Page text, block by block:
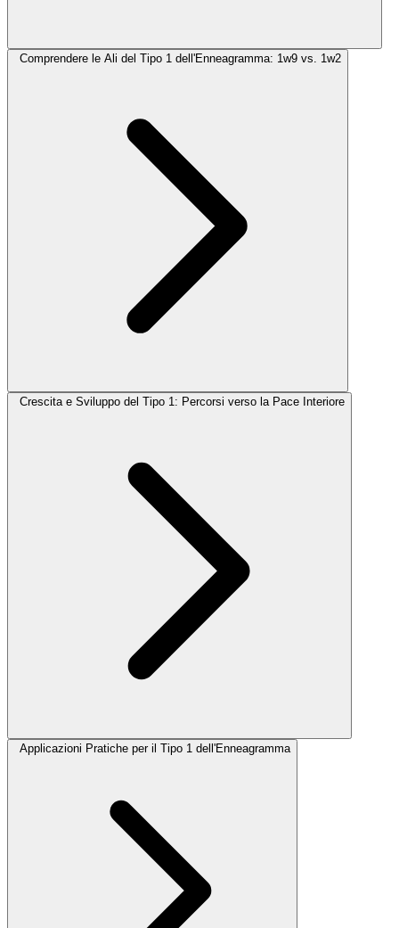
Comprendere le Ali del Tipo 1 dell'Enneagramma: 1w9 vs. 1w2
Crescita e Sviluppo del Tipo 1: Percorsi verso la Pace Interiore
Applicazioni Pratiche per il Tipo 1 dell'Enneagramma